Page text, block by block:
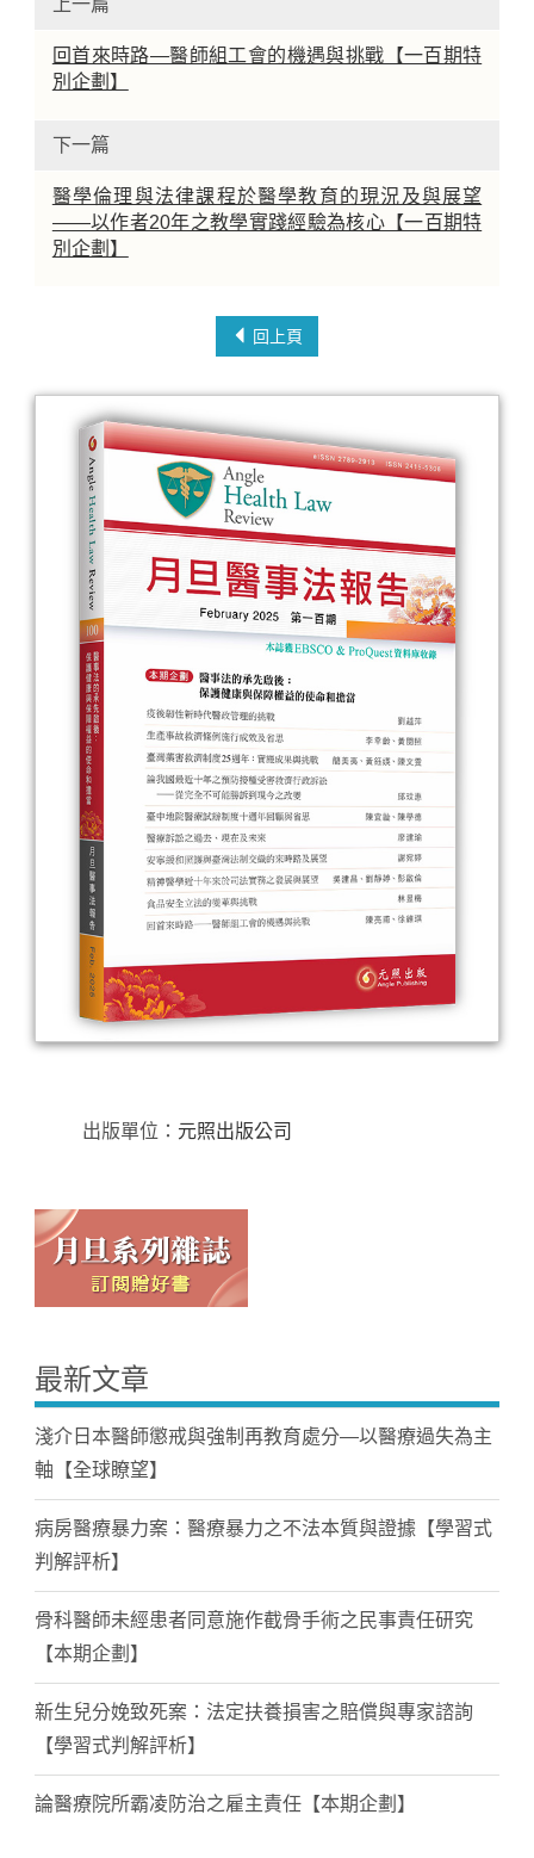
上一篇
回首來時路—醫師組工會的機遇與挑戰【一百期特
別企劃】
下一篇
醫學倫理與法律課程於醫學教育的現況及與展望
——以作者20年之教學實踐經驗為核心【一百期特
別企劃】
回上頁
出版單位： 元照出版公司
最新文章
淺介日本醫師懲戒與強制再教育處分—以醫療過失為主
軸【全球瞭望】
病房醫療暴力案：醫療暴力之不法本質與證據【學習式
判解評析】
骨科醫師未經患者同意施作截骨手術之民事責任研究
【本期企劃】
新生兒分娩致死案：法定扶養損害之賠償與專家諮詢
【學習式判解評析】
論醫療院所霸凌防治之雇主責任【本期企劃】